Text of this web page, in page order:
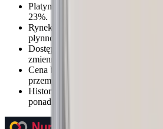
Platyna inwestycyjna objęta jest
23%.
Rynek jest cieńszy niż rynek złota -
płynność.
Dostępność konkretnych
zmienna.
Cena bywa niższa od złota, a popyt
przemysłowy.
Historia notowań pomaga ocenić
ponad spot.